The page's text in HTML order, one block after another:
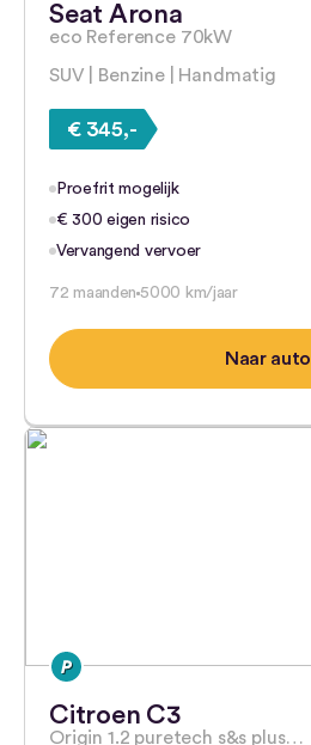
Seat Arona
eco Reference 70kW
SUV | Benzine | Handmatig
€ 345,-
Proefrit mogelijk
€ 300 eigen risico
Vervangend vervoer
72 maanden 5000 km/jaar
Naar auto
Citroen C3
Origin 1.2 puretech s&s plus…